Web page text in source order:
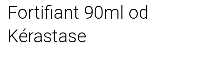
Fortifiant 90ml od
Kérastase